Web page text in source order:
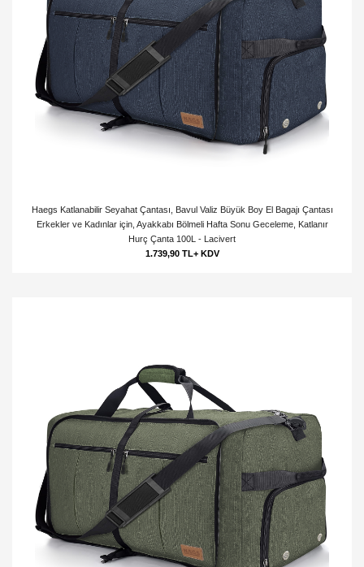
Haegs Katlanabilir Seyahat Çantası, Bavul Valiz Büyük Boy El Bagajı Çantası
Erkekler ve Kadınlar için, Ayakkabı Bölmeli Hafta Sonu Geceleme, Katlanır
Hurç Çanta 100L - Lacivert
1.739,90 TL+ KDV